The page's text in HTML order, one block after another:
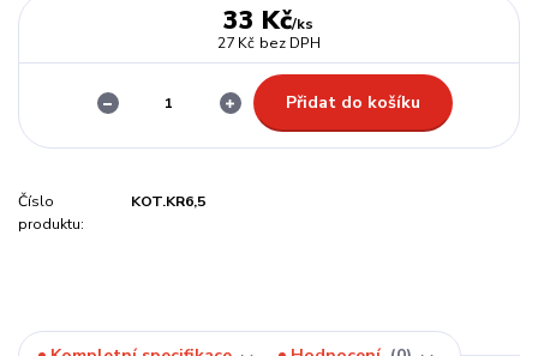
33 Kč/ks
27 Kč bez DPH
Přidat do košíku
Číslo
produktu:
KOT.KR6,5